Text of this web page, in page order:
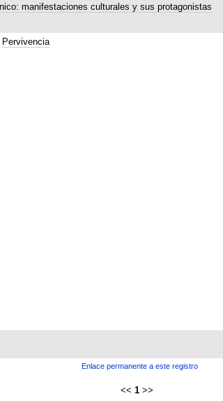
manifestaciones culturales y sus protagonistas
Pervivencia
Enlace permanente a este registro
<< 1 >>